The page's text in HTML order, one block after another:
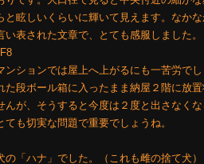
と眩しいくらいに輝いて見えます。なか
い表された文章で、とても感服しました。
ンションでは屋上へ上がるにも一苦労で
た段ボール箱に入ったまま納屋２階に放
んが、そうすると今度は２度と出さなく
ても切実な問題で重要でしょうね。
の「ハナ」でした。（これも雌の捨て犬）